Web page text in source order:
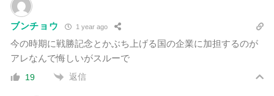
ブンチョウ 1 year ago
今の時期に戦勝記念とかぶち上げる国の企業に加担するのが
アレなんで悔しいがスルーで
19 返信